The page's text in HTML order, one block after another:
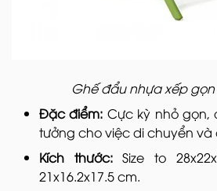
Ghế đẩu nhựa xếp
Đặc điểm: Cực kỳ nhỏ
tưởng cho việc di chuyển và
Kích thước:Size to
21x16.2x17.5 cm.